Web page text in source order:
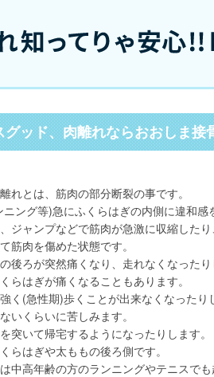
グッド、肉離れならおおしま接
れとは、筋肉の部分断裂の事です。
ング等)急にふくらはぎの内側に違和感
ジャンプなどで筋肉が急激に収縮した
筋肉を傷めた状態です。
後ろが突然痛くなり、走れなくなったり
らはぎが痛くなることもあります。
く(急性期)歩くことが出来なくなったり
いくらいに苦しみます。
突いて帰宅するようになったりします。
らはぎや太ももの後ろ側です。
中高年齢の方のランニングやテニスでも